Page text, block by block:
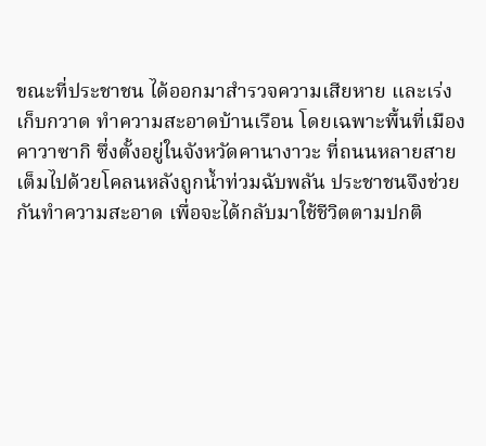
ขณะที่ประชาชน ได้ออกมาสำรวจความเสียหาย และเร่ง
เก็บกวาด ทำความสะอาดบ้านเรือน โดยเฉพาะพื้นที่เมือง
คาวาซากิ ซึ่งตั้งอยู่ในจังหวัดคานางาวะ ที่ถนนหลายสาย
เต็มไปด้วยโคลนหลังถูกน้ำท่วมฉับพลัน ประชาชนจึงช่วย
กันทำความสะอาด เพื่อจะได้กลับมาใช้ชีวิตตามปกติ